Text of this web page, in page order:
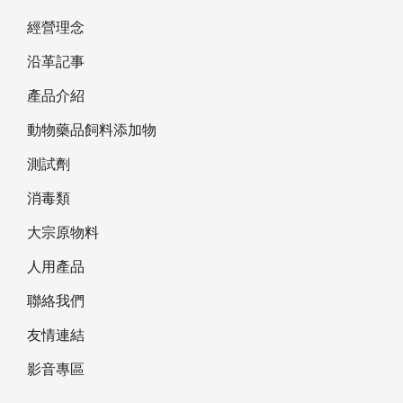
經營理念
沿革記事
產品介紹
動物藥品飼料添加物
測試劑
消毒類
大宗原物料
人用產品
聯絡我們
友情連結
影音專區